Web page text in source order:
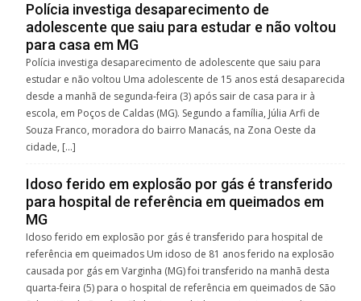
Polícia investiga desaparecimento de
adolescente que saiu para estudar e não voltou
para casa em MG
Polícia investiga desaparecimento de adolescente que saiu para
estudar e não voltou Uma adolescente de 15 anos está desaparecida
desde a manhã de segunda-feira (3) após sair de casa para ir à
escola, em Poços de Caldas (MG). Segundo a família, Júlia Arfi de
Souza Franco, moradora do bairro Manacás, na Zona Oeste da
cidade, […]
Idoso ferido em explosão por gás é transferido
para hospital de referência em queimados em
MG
Idoso ferido em explosão por gás é transferido para hospital de
referência em queimados Um idoso de 81 anos ferido na explosão
causada por gás em Varginha (MG) foi transferido na manhã desta
quarta-feira (5) para o hospital de referência em queimados de São